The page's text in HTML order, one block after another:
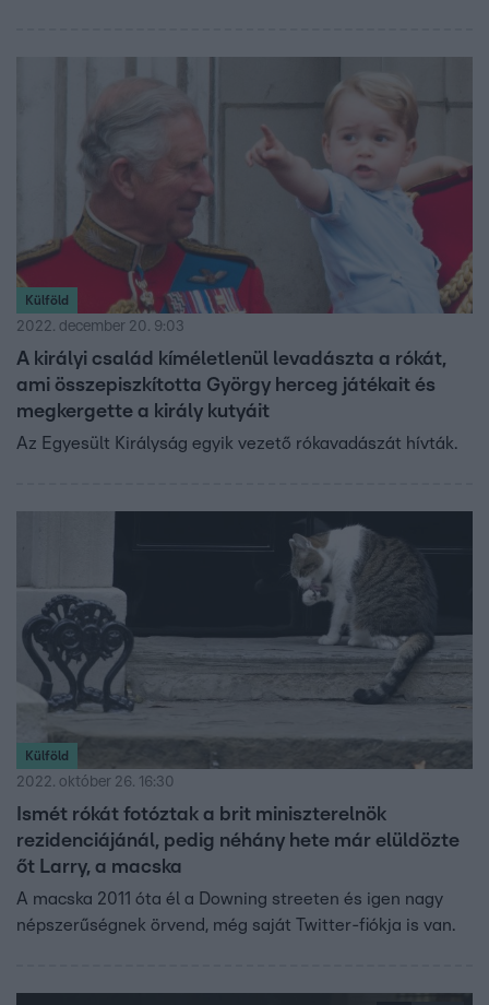
Külföld
2022. december 20. 9:03
A királyi család kíméletlenül levadászta a rókát,
ami összepiszkította György herceg játékait és
megkergette a király kutyáit
Az Egyesült Királyság egyik vezető rókavadászát hívták.
Külföld
2022. október 26. 16:30
Ismét rókát fotóztak a brit miniszterelnök
rezidenciájánál, pedig néhány hete már elüldözte
őt Larry, a macska
A macska 2011 óta él a Downing streeten és igen nagy
népszerűségnek örvend, még saját Twitter-fiókja is van.